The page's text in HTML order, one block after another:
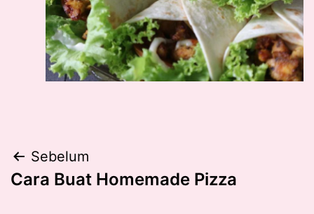
Post
navigation
Sebelum
Cara Buat Homemade Pizza